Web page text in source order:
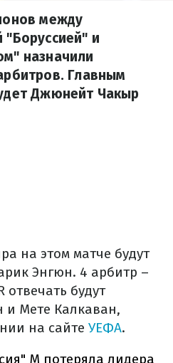
между
"Боруссией" и
назначили
Главным
Джюнейт Чакыр
на этом матче будут
Энгюн. 4 арбитр –
отвечать будут
и Мете Калкаван,
на сайте УЕФА.
М потеряла лидера